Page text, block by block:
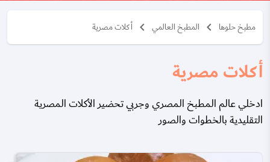
مطبخ حلوها keyboard_arrow_left المطبخ العالمي keyboard_arrow_left أكلات مصرية
أكلات مصرية
ادخلي عالم المطبخ المصري وجربي تحضير الأكلات المصرية
التقليدية بالخطوات والصور